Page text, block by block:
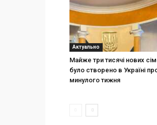
Актуально
Майже три тисячі нових
було створено в Україні
минулого тижня